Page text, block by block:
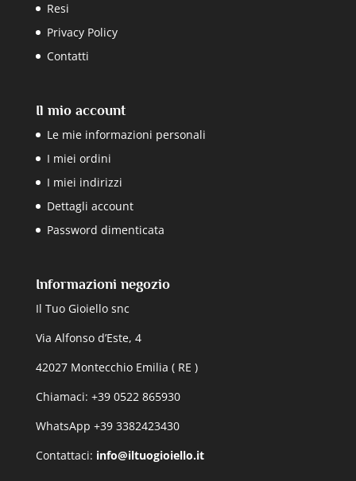
Resi
Privacy Policy
Contatti
Il mio account
Le mie informazioni personali
I miei ordini
I miei indirizzi
Dettagli account
Password dimenticata
Informazioni negozio
Il Tuo Gioiello snc
Via Alfonso d’Este, 4
42027 Montecchio Emilia ( RE )
Chiamaci: +39 0522 865930
WhatsApp +39 3382423430
Contattaci: info@iltuogioiello.it